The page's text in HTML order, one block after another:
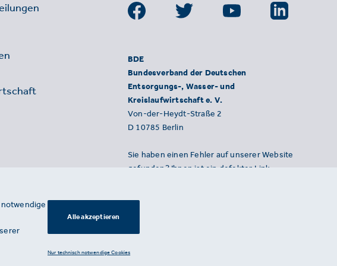
BDE
Bundesverband der Deutschen
Entsorgungs-, Wasser- und
Kreislaufwirtschaft e. V.
Von-der-Heydt-Straße 2
D 10785 Berlin
Sie haben einen Fehler auf unserer Website
gefunden? Ihnen ist ein defekter Link
Alle akzeptieren
Nur technisch notwendige Cookies